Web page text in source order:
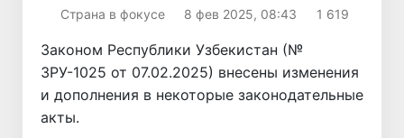
Страна в фокусе 8 фев 2025, 08:43 1 619
Законом Республики Узбекистан (№
ЗРУ-1025 от 07.02.2025) внесены изменения
и дополнения в некоторые законодательные
акты.